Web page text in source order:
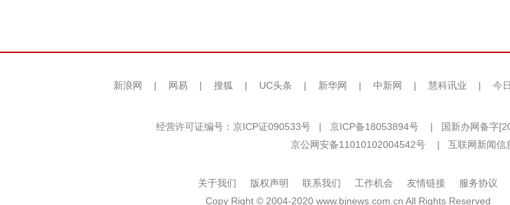
新浪网 | 网易 | 搜狐 | UC头条 | 新华网 | 中新网 | 慧科讯业 | 今
经营许可证编号：京ICP证090533号 | 京ICP备18053894号 | 国新办网备字
京公网安备11010102004542号
| 互联网新闻信
关于我们 版权声明 联系我们 工作机会 友情链接
服务协议
Copy Right © 2004-2020 www.bjnews.com.cn All Rights Reserved